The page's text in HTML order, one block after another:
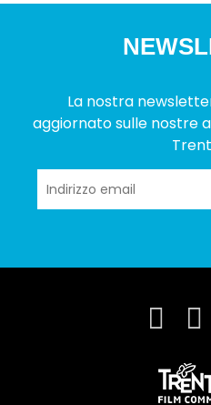
La nostra
aggiornato sulle nostre